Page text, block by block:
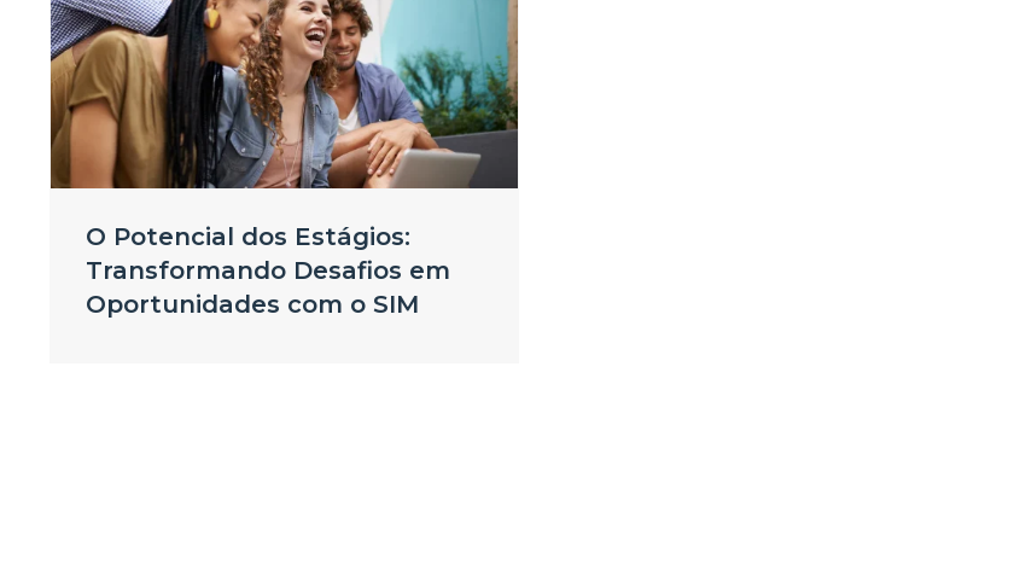
O Potencial dos Estágios:
Transformando Desafios em
Oportunidades com o SIM